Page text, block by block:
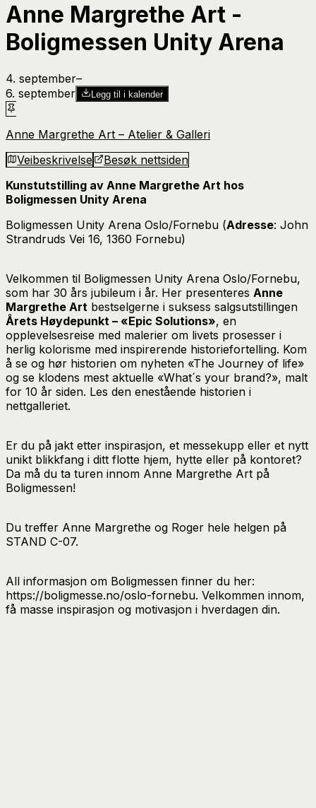
Anne Margrethe Art -
Boligmessen Unity Arena
4. september–​
6. september
Legg til i kalender
Anne Margrethe Art – Atelier & Galleri
Veibeskrivelse
Besøk nettsiden
Kunstutstilling av Anne Margrethe Art hos
Boligmessen Unity Arena
Boligmessen Unity Arena Oslo/Fornebu (Adresse: John
Strandruds Vei 16, 1360 Fornebu)
Velkommen til Boligmessen Unity Arena Oslo/Fornebu,
som har 30 års jubileum i år. Her presenteres Anne
Margrethe Art bestselgerne i suksess salgsutstillingen
Årets Høydepunkt – «Epic Solutions», en
opplevelsesreise med malerier om livets prosesser i
herlig kolorisme med inspirerende historiefortelling. Kom
å se og hør historien om nyheten «The Journey of life»
og se klodens mest aktuelle «What´s your brand?», malt
for 10 år siden. Les den enestående historien i
nettgalleriet.
Er du på jakt etter inspirasjon, et messekupp eller et nytt
unikt blikkfang i ditt flotte hjem, hytte eller på kontoret?
Da må du ta turen innom Anne Margrethe Art på
Boligmessen!
Du treffer Anne Margrethe og Roger hele helgen på
STAND C-07.
All informasjon om Boligmessen finner du her:
https://boligmesse.no/oslo-fornebu. Velkommen innom,
få masse inspirasjon og motivasjon i hverdagen din.